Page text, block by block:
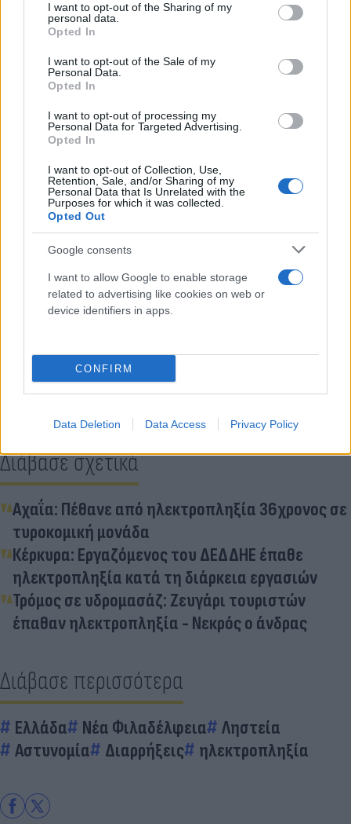
not limited to your visit or usage behaviour. You may click to
grant or deny consent to Google and its third-party tags to
use your data for below specified purposes in below Google
consent section.
I want to opt-out of the Sharing of my
personal data.
Opted In
I want to opt-out of the Sale of my
Personal Data.
Opted In
I want to opt-out of processing my
Personal Data for Targeted Advertising.
Opted In
I want to opt-out of Collection, Use,
Retention, Sale, and/or Sharing of my
Personal Data that Is Unrelated with the
Purposes for which it was collected.
Opted Out
Google consents
I want to allow Google to enable storage
related to advertising like cookies on web or
device identifiers in apps.
CONFIRM
Data Deletion Data Access Privacy Policy
Οι αστυνομικοί ερεύνησαν τον χώρο, αλλά και το
σακίδιο του τραυματία, ανακαλύπτοντας εργαλεία,
όπως κλειδιά και πένσες. Ο 30χρονος μεταφέρθηκε
στο ΚΑΤ και ακρωτηριάστηκε στο χέρι. Εξαιτίας της
νοσηλείας του, που κράτησε ενάμιση μήνα,
απολογήθηκε τελικά πριν μερικές ημέρες.
Στην απολογία του υποστήριξε ότι δεν μπήκε στο
κτίριο για να κλέψει χαλκό, αλλά για να κάνει…
βόλτα. Ο 30χρονος από την Αλβανία αφέθηκε
ελεύθερος χωρίς περιοριστικούς όρους και τώρα
θα φύγει από τη χώρα, καθώς δεν είχε τα νόμιμα
χαρτιά διαμονής.
Flash.grστην αναζήτηση τηςGoogle
Διάβασε σχετικά
Αχαΐα: Πέθανε από ηλεκτροπληξία 36χρονος σε
τυροκομική μονάδα
Κέρκυρα: Εργαζόμενος του ΔΕΔΔΗΕ έπαθε
ηλεκτροπληξία κατά τη διάρκεια εργασιών
Τρόμος σε υδρομασάζ: Ζευγάρι τουριστών
έπαθαν ηλεκτροπληξία - Νεκρός ο άνδρας
Διάβασε περισσότερα
Ελλάδα Νέα Φιλαδέλφεια
Ληστεία
Αστυνομία
Διαρρήξεις ηλεκτροπληξία